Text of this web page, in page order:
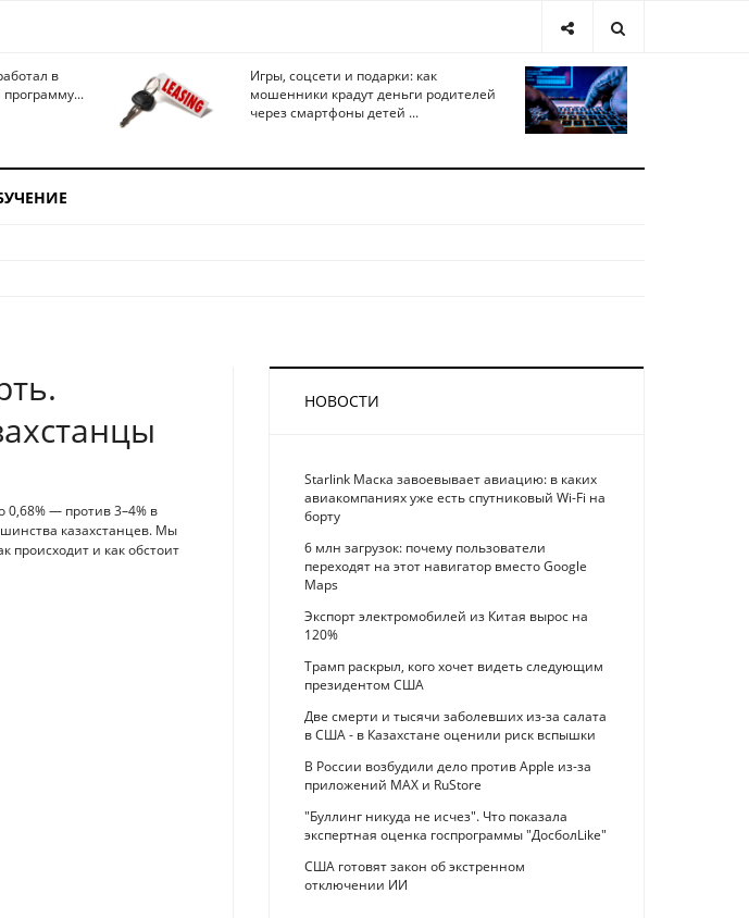
в
программу...
Игры, соцсети и подарки: как
мошенники крадут деньги родителей
через смартфоны детей ...
0,68% — против 3–4% в
казахстанцев. Мы
происходит и как обстоит
НОВОСТИ
Starlink Маска завоевывает авиацию: в каких
авиакомпаниях уже есть спутниковый Wi-Fi на
борту
6 млн загрузок: почему пользователи
переходят на этот навигатор вместо Google
Maps
Экспорт электромобилей из Китая вырос на
120%
Трамп раскрыл, кого хочет видеть следующим
президентом США
Две смерти и тысячи заболевших из-за салата
в США - в Казахстане оценили риск вспышки
В России возбудили дело против Apple из-за
приложений MAX и RuStore
"Буллинг никуда не исчез". Что показала
экспертная оценка госпрограммы "ДосболLike"
США готовят закон об экстренном
отключении ИИ